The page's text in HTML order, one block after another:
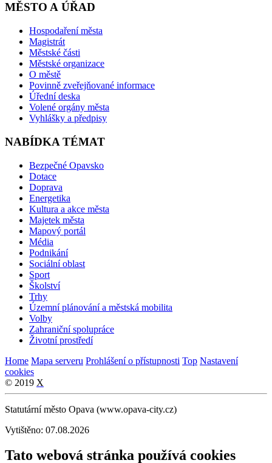
MĚSTO A ÚŘAD
Hospodaření města
Magistrát
Městské části
Městské organizace
O městě
Povinně zveřejňované informace
Úřední deska
Volené orgány města
Vyhlášky a předpisy
NABÍDKA TÉMAT
Bezpečné Opavsko
Dotace
Doprava
Energetika
Kultura a akce města
Majetek města
Mapový portál
Média
Podnikání
Sociální oblast
Sport
Školství
Trhy
Územní plánování a městská mobilita
Volby
Zahraniční spolupráce
Životní prostředí
Home Mapa serveru Prohlášení o přístupnosti Top Nastavení
cookies
© 2019 X
Statutární město Opava (www.opava-city.cz)
Vytištěno: 07.08.2026
Tato webová stránka používá cookies